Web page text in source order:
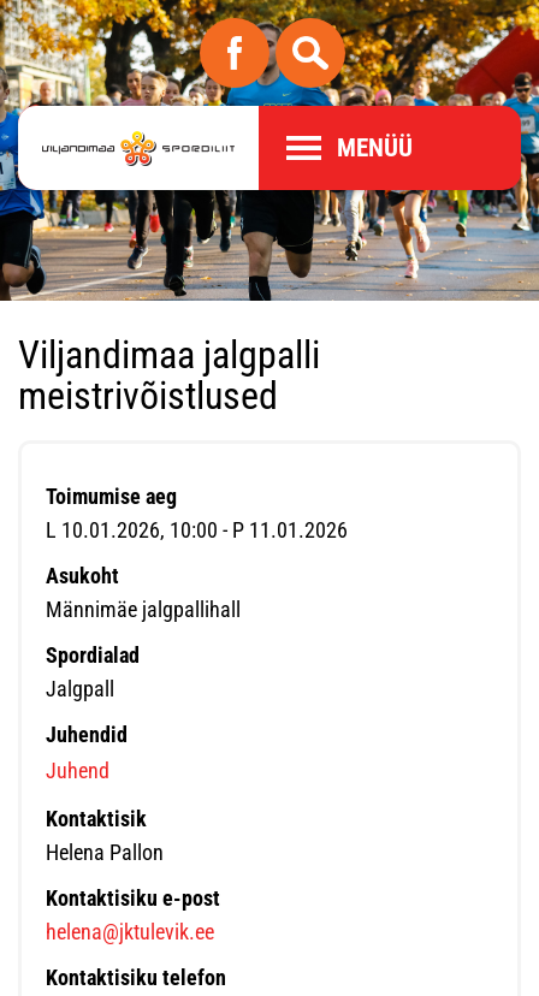
MENÜÜ
Viljandimaa jalgpalli
meistrivõistlused
Toimumise aeg
L 10.01.2026, 10:00 - P 11.01.2026
Asukoht
Männimäe jalgpallihall
Spordialad
Jalgpall
Juhendid
Juhend
Kontaktisik
Helena Pallon
Kontaktisiku e-post
helena@jktulevik.ee
Kontaktisiku telefon